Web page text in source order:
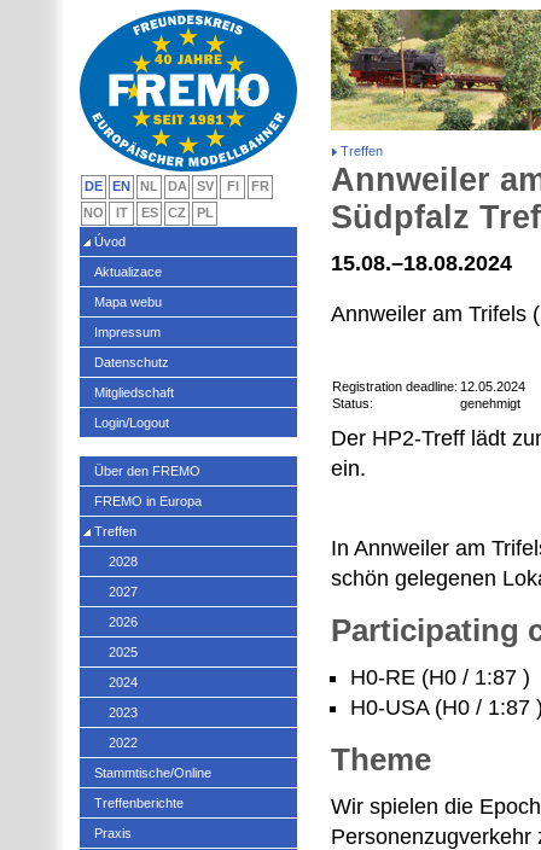
Treffen
Annweiler
Südpfalz
15.08.–18.08.2024
Annweiler am Trifels
Registration deadline: 12.05.2024
Status:
genehmigt
Der HP2-Treff lädt
ein.
In Annweiler am
schön gelegenen
Participating
H0-RE (H0 / 1:87 )
H0-USA (H0 / 1:87
Theme
Wir spielen die
Personenzugverkehr
DE EN NL DA SV FI
FR
NO
IT ES CZ
PL
Úvod
Aktualizace
Mapa webu
Impressum
Datenschutz
Mitgliedschaft
Login/Logout
Über den FREMO
FREMO in Europa
Treffen
2028
2027
2026
2025
2024
2023
2022
Stammtische/Online
Treffenberichte
Praxis